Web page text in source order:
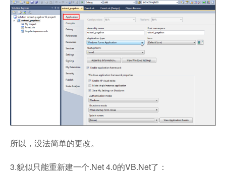
所以，没法简单的更改。
3.貌似只能重新建一个.Net 4.0的VB.Net了：